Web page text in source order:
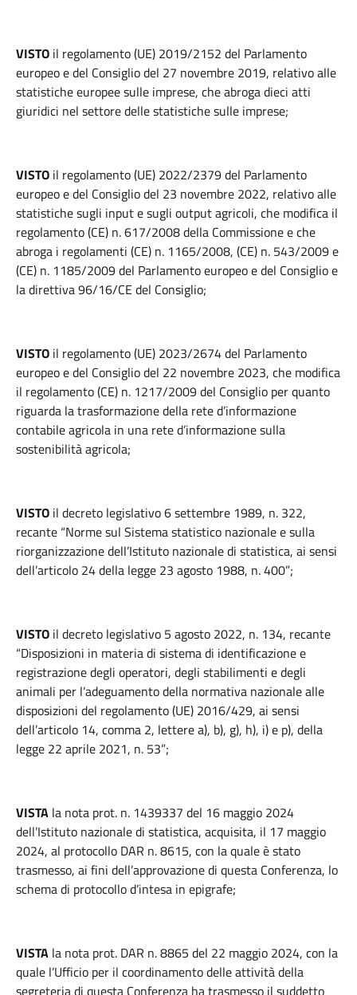
VISTO il regolamento (UE) 2019/2152 del Parlamento
europeo e del Consiglio del 27 novembre 2019, relativo alle
statistiche europee sulle imprese, che abroga dieci atti
giuridici nel settore delle statistiche sulle imprese;
VISTO il regolamento (UE) 2022/2379 del Parlamento
europeo e del Consiglio del 23 novembre 2022, relativo alle
statistiche sugli input e sugli output agricoli, che modifica il
regolamento (CE) n. 617/2008 della Commissione e che
abroga i regolamenti (CE) n. 1165/2008, (CE) n. 543/2009 e
(CE) n. 1185/2009 del Parlamento europeo e del Consiglio e
la direttiva 96/16/CE del Consiglio;
VISTO il regolamento (UE) 2023/2674 del Parlamento
europeo e del Consiglio del 22 novembre 2023, che modifica
il regolamento (CE) n. 1217/2009 del Consiglio per quanto
riguarda la trasformazione della rete d’informazione
contabile agricola in una rete d’informazione sulla
sostenibilità agricola;
VISTO il decreto legislativo 6 settembre 1989, n. 322,
recante “Norme sul Sistema statistico nazionale e sulla
riorganizzazione dell’Istituto nazionale di statistica, ai sensi
dell’articolo 24 della legge 23 agosto 1988, n. 400”;
VISTO il decreto legislativo 5 agosto 2022, n. 134, recante
“Disposizioni in materia di sistema di identificazione e
registrazione degli operatori, degli stabilimenti e degli
animali per l’adeguamento della normativa nazionale alle
disposizioni del regolamento (UE) 2016/429, ai sensi
dell’articolo 14, comma 2, lettere a), b), g), h), i) e p), della
legge 22 aprile 2021, n. 53”;
VISTA la nota prot. n. 1439337 del 16 maggio 2024
dell’Istituto nazionale di statistica, acquisita, il 17 maggio
2024, al protocollo DAR n. 8615, con la quale è stato
trasmesso, ai fini dell’approvazione di questa Conferenza, lo
schema di protocollo d’intesa in epigrafe;
VISTA la nota prot. DAR n. 8865 del 22 maggio 2024, con la
quale l’Ufficio per il coordinamento delle attività della
segreteria di questa Conferenza ha trasmesso il suddetto